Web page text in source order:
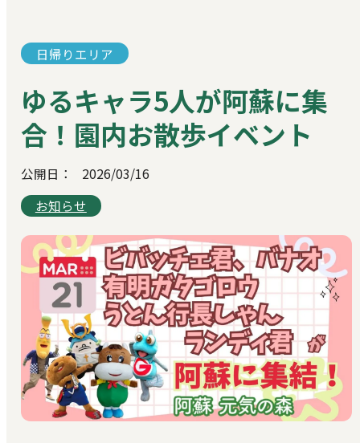
日帰りエリア
ゆるキャラ5人が阿蘇に集
合！園内お散歩イベント
公開日：
2026/03/16
お知らせ